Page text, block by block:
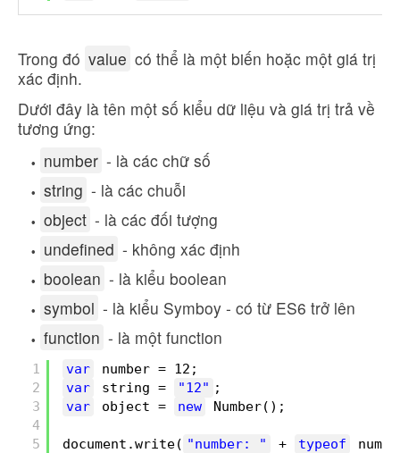
Trong đó value có thể là một biến hoặc một giá trị
xác định.
Dưới đây là tên một số kiểu dữ liệu và giá trị trả về
tương ứng:
number - là các chữ số
string - là các chuỗi
object - là các đối tượng
undefined - không xác định
boolean - là kiểu boolean
symbol - là kiểu Symboy - có từ ES6 trở lên
function - là một function
1
2
3
4
5
var
number = 12;
var
string = "12" ;
var
object = new Number();
document.write( "number: " + typeof